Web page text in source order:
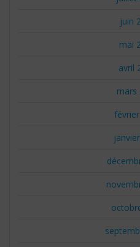
juin
mai
avril
mars